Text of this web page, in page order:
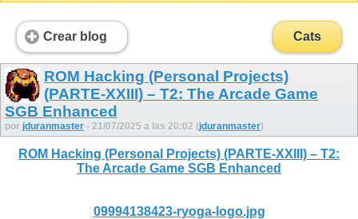
Crear blog Cats
ROM Hacking (Personal Projects)
(PARTE-XXIII) – T2: The Arcade Game
SGB Enhanced
por jduranmaster - 21/07/2025 a las 20:02 (jduranmaster)
ROM Hacking (Personal Projects) (PARTE-XXIII) – T2:
The Arcade Game SGB Enhanced
09994138423-ryoga-logo.jpg